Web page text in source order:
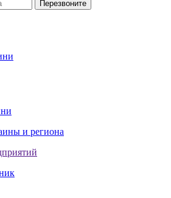
и региона